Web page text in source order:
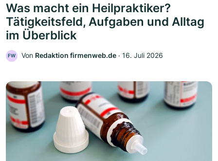
Was macht ein Heilpraktiker?
Tätigkeitsfeld, Aufgaben und Alltag
im Überblick
FW Von Redaktion firmenweb.de ‧ 16. Juli 2026